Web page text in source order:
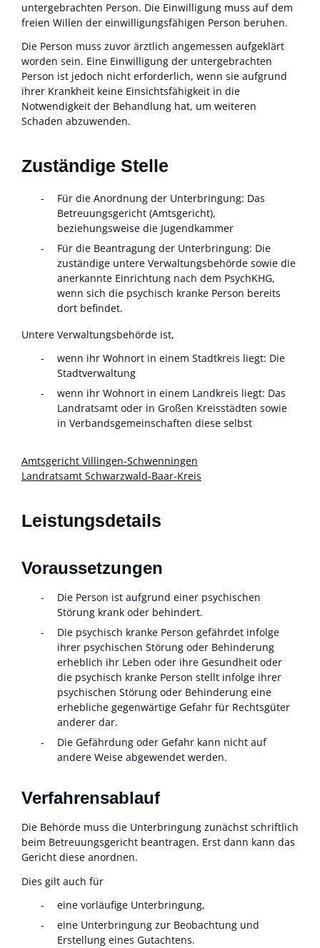
untergebrachten Person. Die Einwilligung muss auf dem
freien Willen der einwilligungsfähigen Person beruhen.
Die Person muss zuvor ärztlich angemessen aufgeklärt
worden sein. Eine Einwilligung der untergebrachten
Person ist jedoch nicht erforderlich, wenn sie aufgrund
ihrer Krankheit keine Einsichtsfähigkeit in die
Notwendigkeit der Behandlung hat, um weiteren
Schaden abzuwenden.
Zuständige Stelle
Für die Anordnung der Unterbringung: Das
Betreuungsgericht (Amtsgericht),
beziehungsweise die Jugendkammer
Für die Beantragung der Unterbringung: Die
zuständige untere Verwaltungsbehörde sowie die
anerkannte Einrichtung nach dem PsychKHG,
wenn sich die psychisch kranke Person bereits
dort befindet.
Untere Verwaltungsbehörde ist,
wenn ihr Wohnort in einem Stadtkreis liegt: Die
Stadtverwaltung
wenn ihr Wohnort in einem Landkreis liegt: Das
Landratsamt oder in Großen Kreisstädten sowie
in Verbandsgemeinschaften diese selbst
Amtsgericht Villingen-Schwenningen
Landratsamt Schwarzwald-Baar-Kreis
Leistungsdetails
Voraussetzungen
Die Person ist aufgrund einer psychischen
Störung krank oder behindert.
Die psychisch kranke Person gefährdet infolge
ihrer psychischen Störung oder Behinderung
erheblich ihr Leben oder ihre Gesundheit oder
die psychisch kranke Person stellt infolge ihrer
psychischen Störung oder Behinderung eine
erhebliche gegenwärtige Gefahr für Rechtsgüter
anderer dar.
Die Gefährdung oder Gefahr kann nicht auf
andere Weise abgewendet werden.
Verfahrensablauf
Die Behörde muss die Unterbringung zunächst schriftlich
beim Betreuungsgericht beantragen. Erst dann kann das
Gericht diese anordnen.
Dies gilt auch für
eine vorläufige Unterbringung,
eine Unterbringung zur Beobachtung und
Erstellung eines Gutachtens.